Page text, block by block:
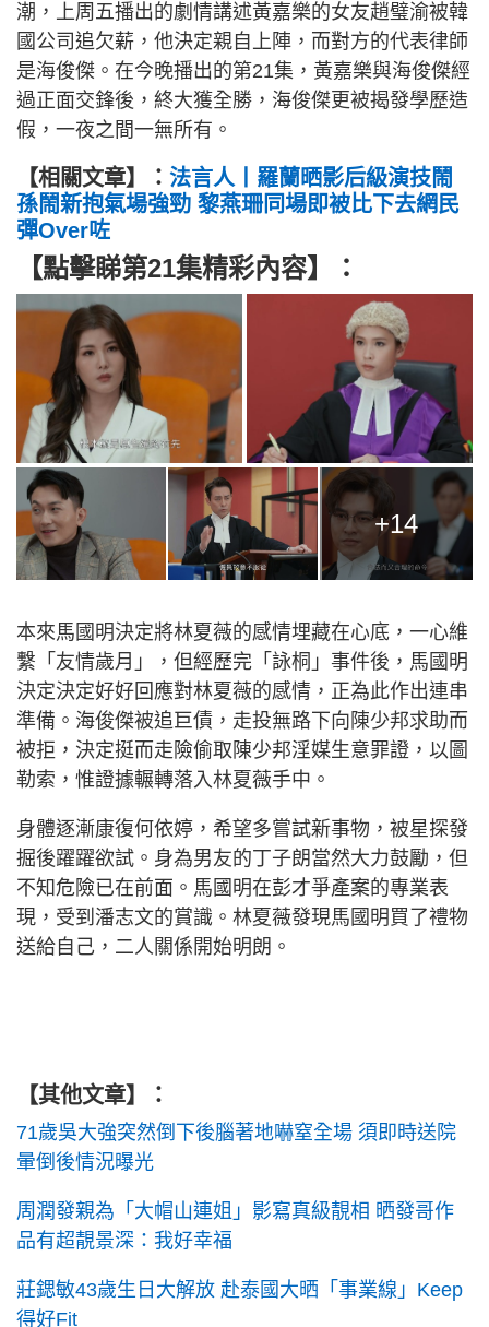
潮，上周五播出的劇情講述黃嘉樂的女友趙璧渝被韓
國公司追欠薪，他決定親自上陣，而對方的代表律師
是海俊傑。在今晚播出的第21集，黃嘉樂與海俊傑經
過正面交鋒後，終大獲全勝，海俊傑更被揭發學歷造
假，一夜之間一無所有。
【相關文章】： 法言人丨羅蘭晒影后級演技鬧
孫鬧新抱氣場強勁 黎燕珊同場即被比下去網民
彈Over咗
【點擊睇第21集精彩內容】：
+14
本來馬國明決定將林夏薇的感情埋藏在心底，一心維
繫「友情歲月」，但經歷完「詠桐」事件後，馬國明
決定決定好好回應對林夏薇的感情，正為此作出連串
準備。海俊傑被追巨債，走投無路下向陳少邦求助而
被拒，決定挺而走險偷取陳少邦淫媒生意罪證，以圖
勒索，惟證據輾轉落入林夏薇手中。
身體逐漸康復何依婷，希望多嘗試新事物，被星探發
掘後躍躍欲試。身為男友的丁子朗當然大力鼓勵，但
不知危險已在前面。馬國明在彭才爭產案的專業表
現，受到潘志文的賞識。林夏薇發現馬國明買了禮物
送給自己，二人關係開始明朗。
【其他文章】：
71歲吳大強突然倒下後腦著地嚇窒全場 須即時送院
暈倒後情況曝光
周潤發親為「大帽山連姐」影寫真級靚相 晒發哥作
品有超靚景深：我好幸福
莊鍶敏43歲生日大解放 赴泰國大晒「事業線」Keep
得好Fit